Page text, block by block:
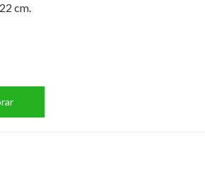
cm.